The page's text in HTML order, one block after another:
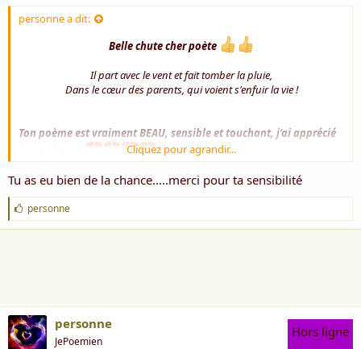
personne a dit:
Belle chute cher poète
Il part avec le vent et fait tomber la pluie,
Dans le cœur des parents, qui voient s'enfuir la vie !
Ton poème est vraiment BEAU, sensible et touchant, j'ai apprécié
Une petite précision, mon fils n'a jamais pleuré la nuit, j'ai toujours
pu dormir paisiblement chaque nuit et c'est véridique.
Cliquez pour agrandir...
Tu as eu bien de la chance.....merci pour ta sensibilité
J
'
a
personne
personne
JePoemien
Hors ligne